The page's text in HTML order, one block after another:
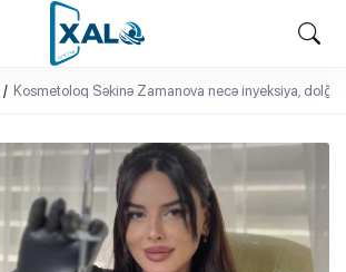
XALQ.ONLINE
ONLAYN PLATFORMA
Kosmetoloq Səkinə Zamanova necə inyeksiya,